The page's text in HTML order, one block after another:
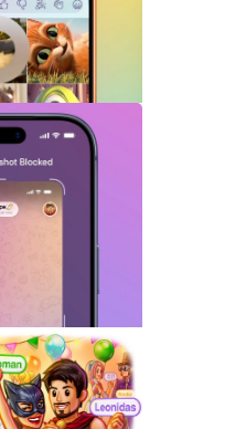
上线：动态图也能
容
功能详解：增强聊